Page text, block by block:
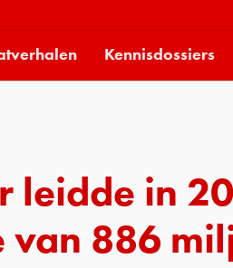
Kennisdossiers
leidde in
van 886